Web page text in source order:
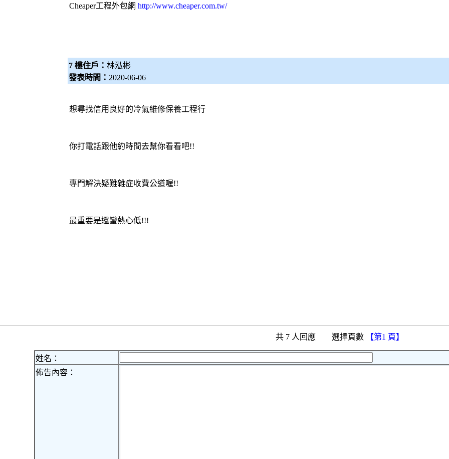
Cheaper工程外包網 http://www.cheaper.com.tw/
7 樓住戶： 林泓彬
發表時間： 2020-06-06
想尋找信用良好的冷氣維修保養工程行
你打電話跟他約時間去幫你看看吧!!
專門解決疑難雜症收費公道喔!!
最重要是還蠻熱心低!!!
共 7 人回應 選擇頁數 【第1 頁】
姓名：
佈告內容：